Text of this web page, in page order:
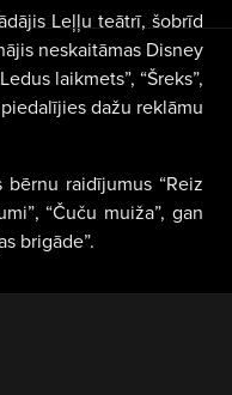
Leļļu teātrī, šobrīd
neskaitāmas Disney
laikmets”, “Šreks”,
piedalījies dažu reklāmu
raidījumus “Reiz
“Čuču muiža”, gan
brigāde”.